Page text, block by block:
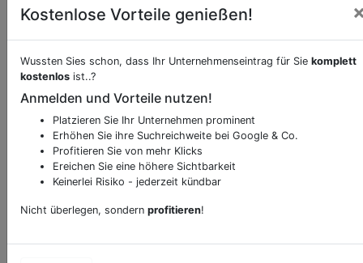
Beschreibung & Services vonBank-Geldinstitut
Sie möchten eine Beschreibung, Dienstleistung
oder andere relevante Informationen hinzufügen?
Klicken Sie bittehierum uns zu kontaktieren.
Gerne erweitern wir Ihren Firmeneintrag um
Sonderangebote odere besondere Services, die
Ihr Unternehmen anbietet und womit Sie sich von
Kostenlose Vorteile genießen!
Wussten Sies schon, dass Ihr Unternehmenseintrag für Sie komplett
kostenlos ist..?
Anmelden und Vorteile nutzen!
Platzieren Sie Ihr Unternehmen prominent
Erhöhen Sie ihre Suchreichweite bei Google & Co.
Profitieren Sie von mehr Klicks
Ereichen Sie eine höhere Sichtbarkeit
Keinerlei Risiko - jederzeit kündbar
Nicht überlegen, sondern profitieren!